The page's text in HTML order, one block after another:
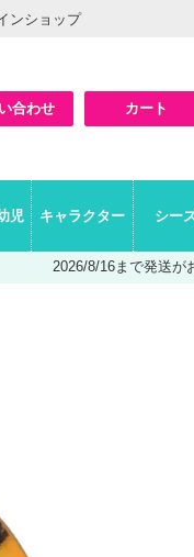
ンショップ
合わせ カート
児 キャラクター シー
2026/8/16まで発送が